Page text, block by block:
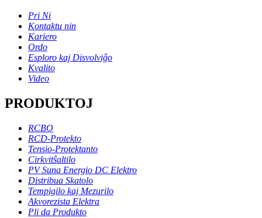
Pri Ni
Kontaktu nin
Kariero
Ordo
Esploro kaj Disvolviĝo
Kvalito
Video
PRODUKTOJ
RCBO
RCD-Protekto
Tensio-Protektanto
Cirkvitŝaltilo
PV Suna Energio DC Elektro
Distribua Skatolo
Tempigilo kaj Mezurilo
Akvorezista Elektra
Pli da Produkto